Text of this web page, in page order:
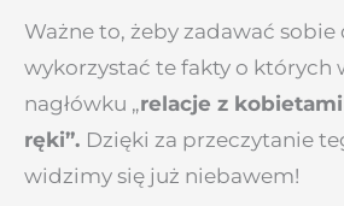
Ważne to, żeby zadawać
wykorzystać te fakty o których
nagłówku „relacje z
ręki”. Dzięki za przeczytanie
widzimy się już niebawem!